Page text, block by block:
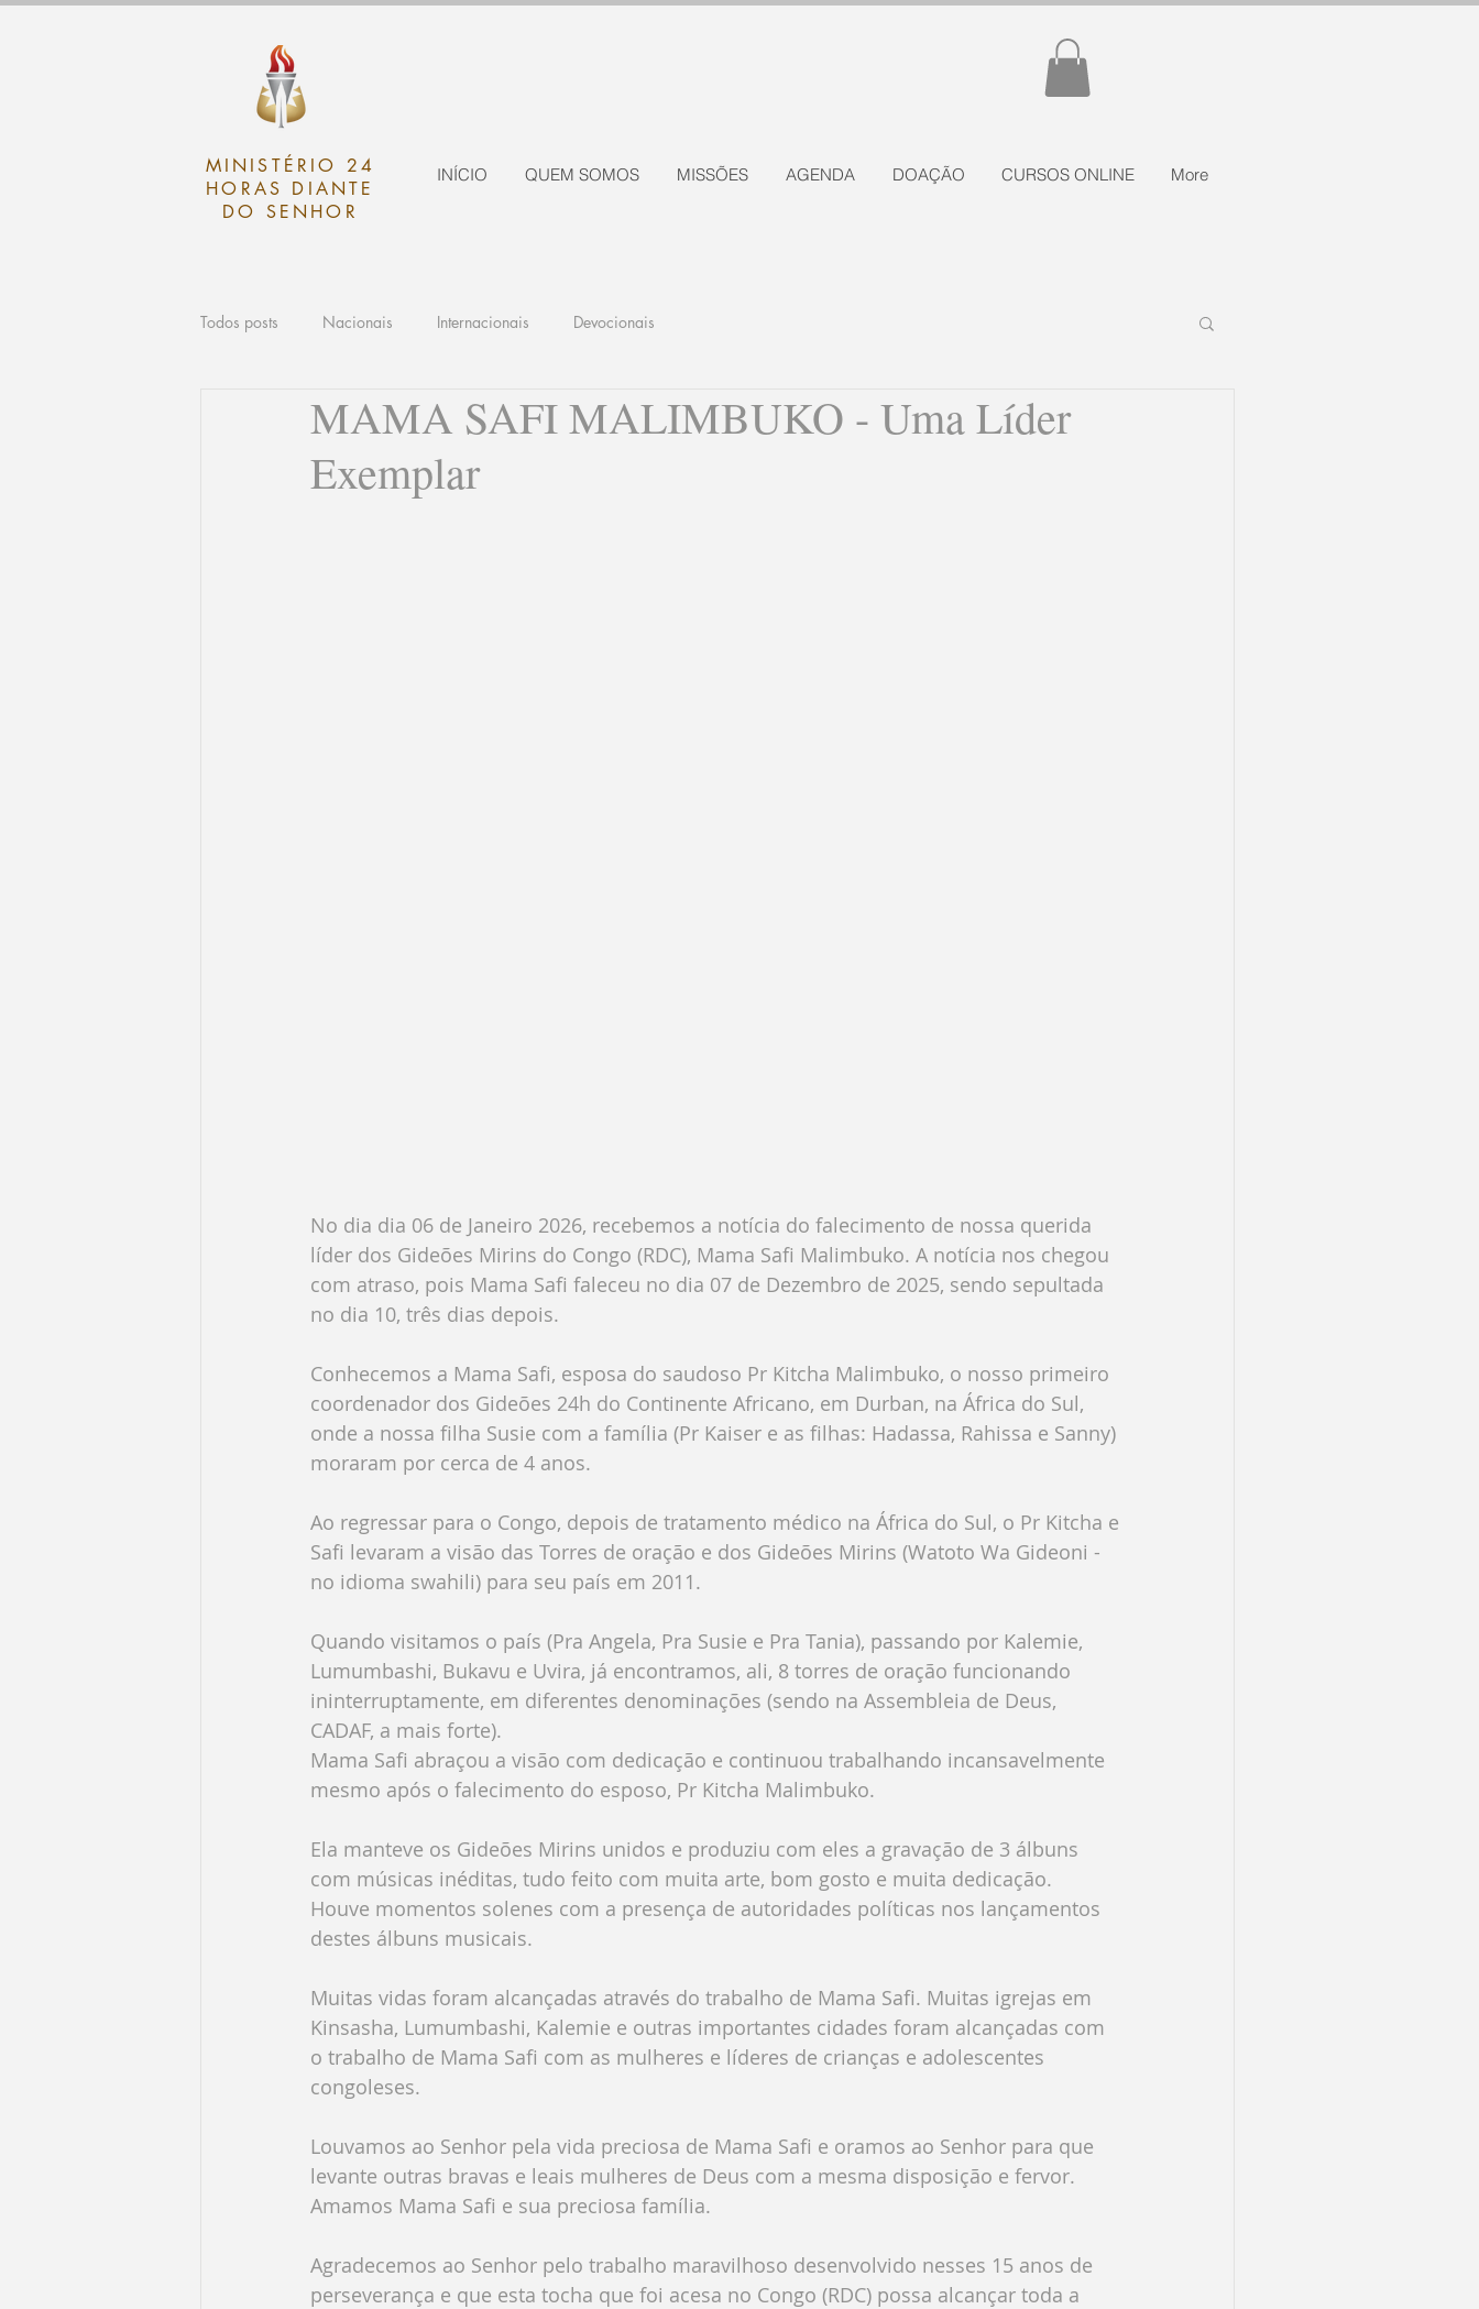
MINISTÉRIO 24
HORAS DIANTE
DO SENHOR
INÍCIO QUEM SOMOS MISSÕES AGENDA DOAÇÃO CURSOS ONLINE More
Todos posts Nacionais Internacionais Devocionais
MAMA SAFI MALIMBUKO - Uma Líder
Exemplar
No dia dia 06 de Janeiro 2026, recebemos a notícia do falecimento de nossa querida
líder dos Gideões Mirins do Congo (RDC), Mama Safi Malimbuko. A notícia nos chegou
com atraso, pois Mama Safi faleceu no dia 07 de Dezembro de 2025, sendo sepultada
no dia 10, três dias depois.
Conhecemos a Mama Safi, esposa do saudoso Pr Kitcha Malimbuko, o nosso primeiro
coordenador dos Gideões 24h do Continente Africano, em Durban, na África do Sul,
onde a nossa filha Susie com a família (Pr Kaiser e as filhas: Hadassa, Rahissa e Sanny)
moraram por cerca de 4 anos.
Ao regressar para o Congo, depois de tratamento médico na África do Sul, o Pr Kitcha e
Safi levaram a visão das Torres de oração e dos Gideões Mirins (Watoto Wa Gideoni -
no idioma swahili) para seu país em 2011.
Quando visitamos o país (Pra Angela, Pra Susie e Pra Tania), passando por Kalemie,
Lumumbashi, Bukavu e Uvira, já encontramos, ali, 8 torres de oração funcionando
ininterruptamente, em diferentes denominações (sendo na Assembleia de Deus,
CADAF, a mais forte).
Mama Safi abraçou a visão com dedicação e continuou trabalhando incansavelmente
mesmo após o falecimento do esposo, Pr Kitcha Malimbuko.
Ela manteve os Gideões Mirins unidos e produziu com eles a gravação de 3 álbuns
com músicas inéditas, tudo feito com muita arte, bom gosto e muita dedicação.
Houve momentos solenes com a presença de autoridades políticas nos lançamentos
destes álbuns musicais.
Muitas vidas foram alcançadas através do trabalho de Mama Safi. Muitas igrejas em
Kinsasha, Lumumbashi, Kalemie e outras importantes cidades foram alcançadas com
o trabalho de Mama Safi com as mulheres e líderes de crianças e adolescentes
congoleses.
Louvamos ao Senhor pela vida preciosa de Mama Safi e oramos ao Senhor para que
levante outras bravas e leais mulheres de Deus com a mesma disposição e fervor.
Amamos Mama Safi e sua preciosa família.
Agradecemos ao Senhor pelo trabalho maravilhoso desenvolvido nesses 15 anos de
perseverança e que esta tocha que foi acesa no Congo (RDC) possa alcançar toda a